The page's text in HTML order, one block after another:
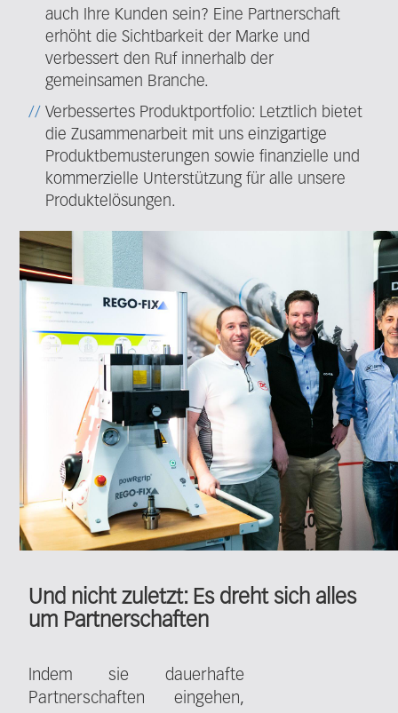
auch Ihre Kunden sein? Eine Partnerschaft
erhöht die Sichtbarkeit der Marke und
verbessert den Ruf innerhalb der
gemeinsamen Branche.
Verbessertes Produktportfolio: Letztlich bietet
die Zusammenarbeit mit uns einzigartige
Produktbemusterungen sowie finanzielle und
kommerzielle Unterstützung für alle unsere
Produktelösungen.
Und nicht zuletzt: Es dreht sich alles
um Partnerschaften
Indem sie dauerhafte
Partnerschaften eingehen,